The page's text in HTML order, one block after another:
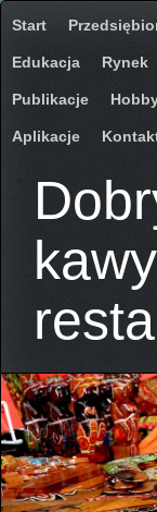
Start
Edukacja Rynek
Publikacje
Aplikacje